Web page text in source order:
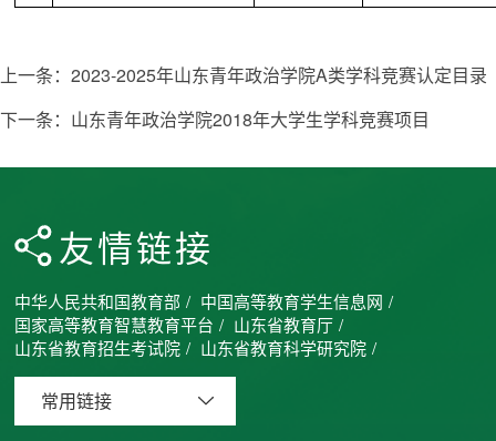
上一条： 2023-2025年山东青年政治学院A类学科竞赛认定目录
下一条： 山东青年政治学院2018年大学生学科竞赛项目
友情链接
中华人民共和国教育部 / 中国高等教育学生信息网 /
国家高等教育智慧教育平台 / 山东省教育厅 /
山东省教育招生考试院 / 山东省教育科学研究院 /
常用链接